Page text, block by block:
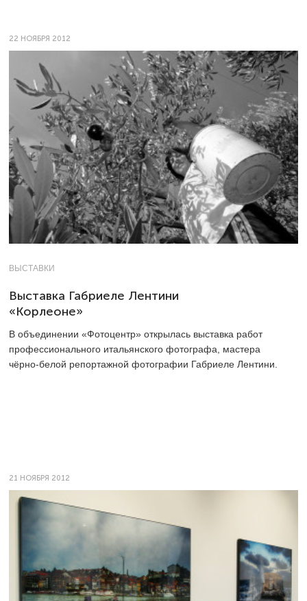
22 НОЯБРЯ 2012
ВЫСТАВКИ
Выставка Габриеле Лентини
«Корлеоне»
В объединении «Фотоцентр» открылась выставка работ
профессионального итальянского фотографа, мастера
чёрно-белой репортажной фотографии Габриеле Лентини.
21 НОЯБРЯ 2012